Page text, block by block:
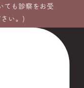
ても診察をお受
い。)